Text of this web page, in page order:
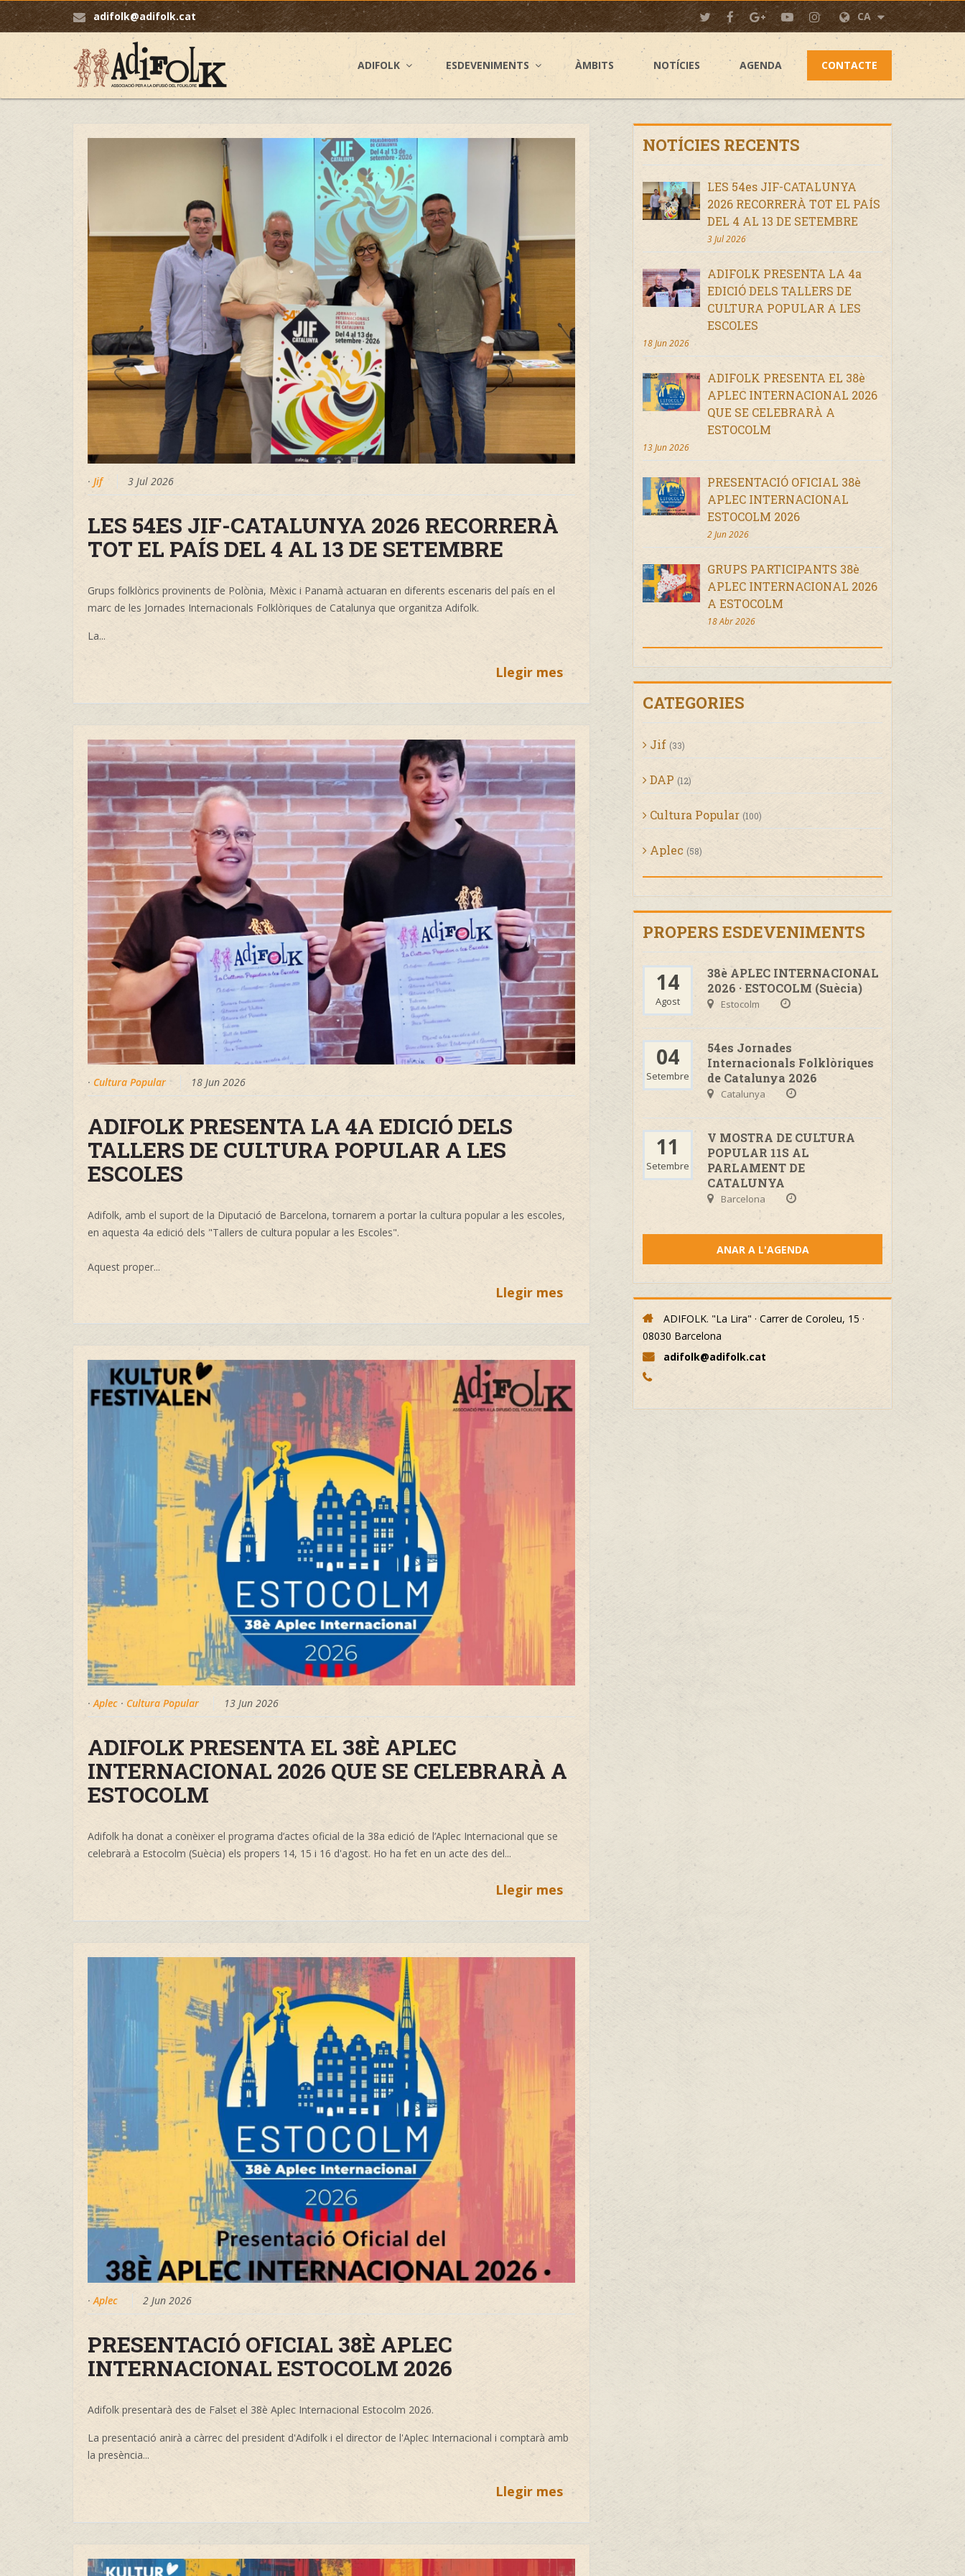
adifolk@adifolk.cat CA
ADIFOLK ESDEVENIMENTS ÀMBITS NOTÍCIES AGENDA CONTACTE
· Jif 3 Jul 2026
LES 54ES JIF-CATALUNYA 2026 RECORRERÀ
TOT EL PAÍS DEL 4 AL 13 DE SETEMBRE
Grups folklòrics provinents de Polònia, Mèxic i Panamà actuaran en diferents escenaris del país en el
marc de les Jornades Internacionals Folklòriques de Catalunya que organitza Adifolk.
La...
Llegir mes
· Cultura Popular 18 Jun 2026
ADIFOLK PRESENTA LA 4A EDICIÓ DELS
TALLERS DE CULTURA POPULAR A LES
ESCOLES
Adifolk, amb el suport de la Diputació de Barcelona, tornarem a portar la cultura popular a les escoles,
en aquesta 4a edició dels "Tallers de cultura popular a les Escoles".
Aquest proper...
Llegir mes
·Aplec · Cultura Popular 13 Jun 2026
ADIFOLK PRESENTA EL 38È APLEC
INTERNACIONAL 2026 QUE SE CELEBRARÀ A
ESTOCOLM
Adifolk ha donat a conèixer el programa d’actes oficial de la 38a edició de l’Aplec Internacional que se
celebrarà a Estocolm (Suècia) els propers 14, 15 i 16 d'agost. Ho ha fet en un acte des del...
Llegir mes
· Aplec 2 Jun 2026
PRESENTACIÓ OFICIAL 38È APLEC
INTERNACIONAL ESTOCOLM 2026
Adifolk presentarà des de Falset el 38è Aplec Internacional Estocolm 2026.
La presentació anirà a càrrec del president d'Adifolk i el director de l'Aplec Internacional i comptarà amb
la presència...
Llegir mes
NOTÍCIES RECENTS
LES 54es JIF-CATALUNYA
2026 RECORRERÀ TOT EL PAÍS
DEL 4 AL 13 DE SETEMBRE
3 Jul 2026
ADIFOLK PRESENTA LA 4a
EDICIÓ DELS TALLERS DE
CULTURA POPULAR A LES
ESCOLES
18 Jun 2026
ADIFOLK PRESENTA EL 38è
APLEC INTERNACIONAL 2026
QUE SE CELEBRARÀ A
ESTOCOLM
13 Jun 2026
PRESENTACIÓ OFICIAL 38è
APLEC INTERNACIONAL
ESTOCOLM 2026
2 Jun 2026
GRUPS PARTICIPANTS 38è
APLEC INTERNACIONAL 2026
A ESTOCOLM
18 Abr 2026
CATEGORIES
Jif (33)
DAP (12)
Cultura Popular (100)
Aplec (58)
PROPERS ESDEVENIMENTS
14
Agost
38è APLEC INTERNACIONAL
2026 · ESTOCOLM (Suècia)
Estocolm
04
Setembre
54es Jornades
Internacionals Folklòriques
de Catalunya 2026
Catalunya
11
Setembre
V MOSTRA DE CULTURA
POPULAR 11S AL
PARLAMENT DE
CATALUNYA
Barcelona
ANAR A L'AGENDA
ADIFOLK. "La Lira" · Carrer de Coroleu, 15 ·
08030 Barcelona
adifolk@adifolk.cat